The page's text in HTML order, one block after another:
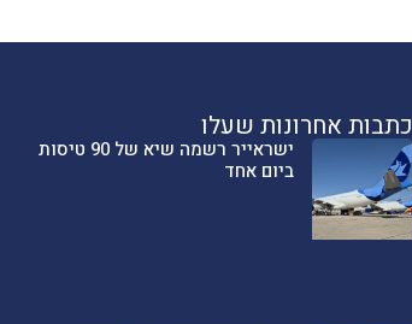
כתבות אחרונות שעלו
ישראייר רשמה שיא של 90 טיסות
ביום אחד